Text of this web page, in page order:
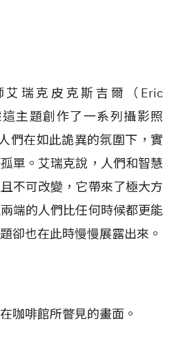
艾瑞克皮克斯吉爾（Eric
主題創作了一系列攝影照
們在如此詭異的氛圍下，實
單。艾瑞克說，人們和智慧
不可改變，它帶來了極大方
端的人們比任何時候都更能
卻也在此時慢慢展露出來。
咖啡館所瞥見的畫面。